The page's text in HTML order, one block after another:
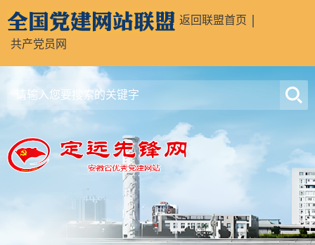
返回联盟首页
共产党员网